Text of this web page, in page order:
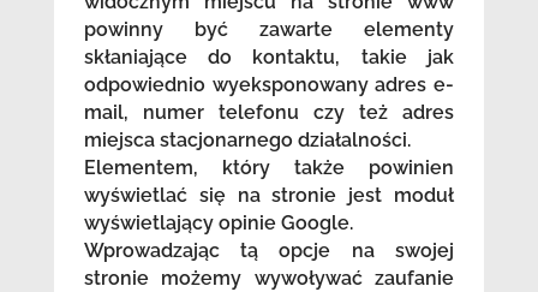
powinny być zawarte elementy
skłaniające do kontaktu, takie jak
odpowiednio wyeksponowany adres e-
mail, numer telefonu czy też adres
miejsca stacjonarnego działalności.
Elementem, który także powinien
wyświetlać się na stronie jest moduł
wyświetlający opinie Google.
Wprowadzając tą opcje na swojej
stronie możemy wywoływać zaufanie